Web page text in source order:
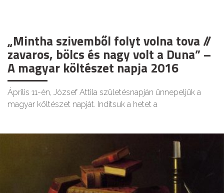
„Mintha szivemből folyt volna tova //
zavaros, bölcs és nagy volt a Duna” –
A magyar költészet napja 2016
Április 11-én, József Attila születésnapján ünnepeljük a
magyar költészet napját. Indítsuk a hetet a